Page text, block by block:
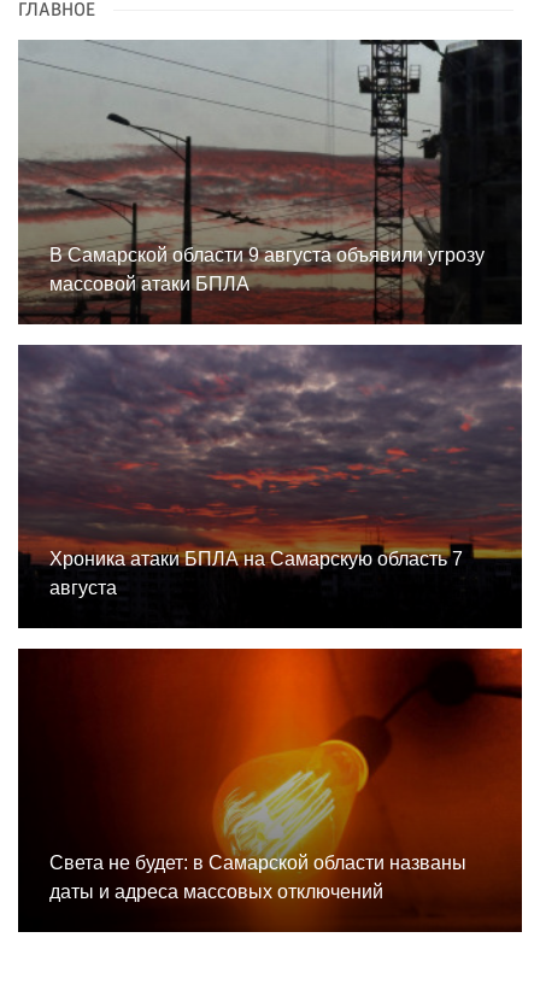
ГЛАВНОЕ
В Самарской области 9 августа объявили угрозу
массовой атаки БПЛА
Хроника атаки БПЛА на Самарскую область 7
августа
Света не будет: в Самарской области названы
даты и адреса массовых отключений